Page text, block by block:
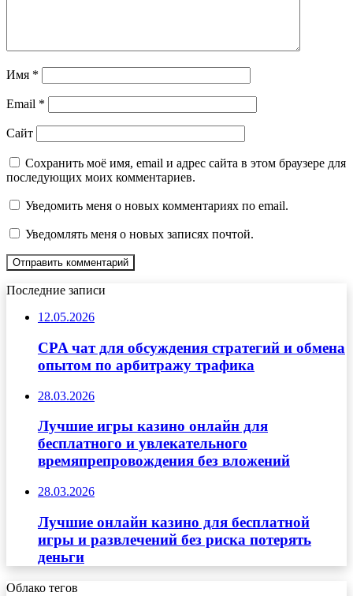
Имя *
Email *
Сайт
Сохранить моё имя, email и адрес сайта в этом браузере для
последующих моих комментариев.
Уведомить меня о новых комментариях по email.
Уведомлять меня о новых записях почтой.
Последние записи
12.05.2026
CPA чат для обсуждения стратегий и обмена
опытом по арбитражу трафика
28.03.2026
Лучшие игры казино онлайн для
бесплатного и увлекательного
времяпрепровождения без вложений
28.03.2026
Лучшие онлайн казино для бесплатной
игры и развлечений без риска потерять
деньги
Облако тегов